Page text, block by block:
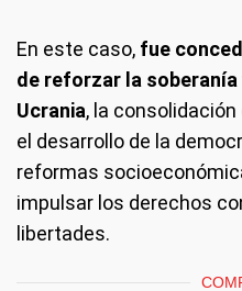
En este caso, fue
de reforzar la soberanía
Ucrania, la
el desarrollo de la
reformas
impulsar los derechos
libertades.